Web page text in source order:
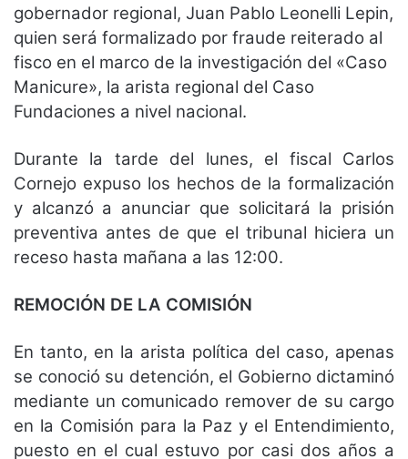
gobernador regional, Juan Pablo Leonelli Lepin,
quien será formalizado por fraude reiterado al
fisco en el marco de la investigación del «Caso
Manicure», la arista regional del Caso
Fundaciones a nivel nacional.
Durante la tarde del lunes, el fiscal Carlos
Cornejo expuso los hechos de la formalización
y alcanzó a anunciar que solicitará la prisión
preventiva antes de que el tribunal hiciera un
receso hasta mañana a las 12:00.
REMOCIÓN DE LA COMISIÓN
En tanto, en la arista política del caso, apenas
se conoció su detención, el Gobierno dictaminó
mediante un comunicado remover de su cargo
en la Comisión para la Paz y el Entendimiento,
puesto en el cual estuvo por casi dos años a